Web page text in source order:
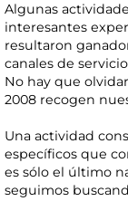
Algunas
interesantes
resultaron
canales de
No hay que
2008 recogen
Una actividad
específicos que
es sólo el último
seguimos